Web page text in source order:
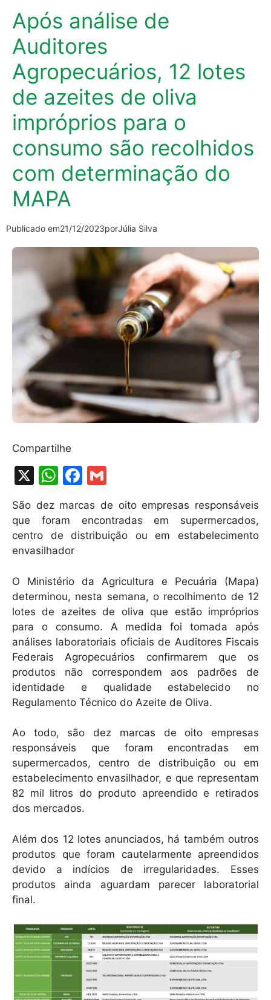
Após análise de
Auditores
Agropecuários, 12 lotes
de azeites de oliva
impróprios para o
consumo são recolhidos
com determinação do
MAPA
Publicado em21/12/2023porJúlia Silva
Compartilhe
X
W
at
s
A
p
p
F
c
e
o
o
k
ai
l
São dez marcas de oito empresas responsáveis
que foram encontradas em supermercados,
centro de distribuição ou em estabelecimento
envasilhador
O Ministério da Agricultura e Pecuária (Mapa)
determinou, nesta semana, o recolhimento de 12
lotes de azeites de oliva que estão impróprios
para o consumo. A medida foi tomada após
análises laboratoriais oficiais de Auditores Fiscais
Federais Agropecuários confirmarem que os
produtos não correspondem aos padrões de
identidade e qualidade estabelecido no
Regulamento Técnico do Azeite de Oliva.
Ao todo, são dez marcas de oito empresas
responsáveis que foram encontradas em
supermercados, centro de distribuição ou em
estabelecimento envasilhador, e que representam
82 mil litros do produto apreendido e retirados
dos mercados.
Além dos 12 lotes anunciados, há também outros
produtos que foram cautelarmente apreendidos
devido a indícios de irregularidades. Esses
produtos ainda aguardam parecer laboratorial
final.